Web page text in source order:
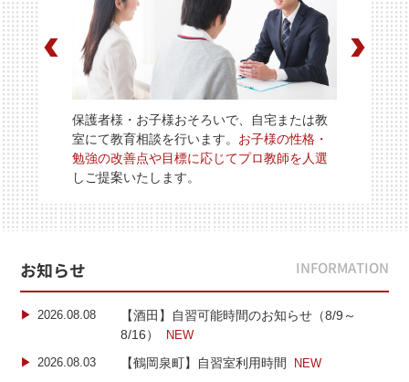
保護者様・お子様おそろいで、自宅または教
室にて教育相談を行います。 お子様の性格・
勉強の改善点や目標に応じてプロ教師を人選
しご提案いたします。
お知らせ INFORMATION
2026.08.08
【酒田】自習可能時間のお知らせ（8/9～
8/16）
NEW
2026.08.03
【鶴岡泉町】自習室利用時間
NEW